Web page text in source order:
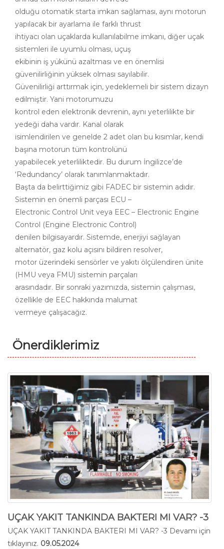
olduğu otomatik starta imkan sağlaması, aynı motorun
yapılacak bir ayarlama ile farklı thrust
ihtiyacı olan uçaklarda kullanılabilme imkanı, diğer uçak
sistemleri ile uyumlu olması, uçuş
ekibinin iş yükünü azaltması ve en önemlisi
güvenilirliğinin yüksek olması sayılabilir.
Güvenilirliği arttırmak için, yedeklemeli bir sistem dizayn
edilmiştir. Yani motorumuzu
kontrol eden elektronik devrenin, aynı yeterlilikte bir
yedeği daha vardır. Kanal olarak
isimlendirilen ve genelde 2 adet olan bu kısımlar, kendi
başına motorun tüm kontrolünü
yapabilecek yeterliliktedir. Bu durum İngilizce’de
‘Redundancy’ olarak tanımlanmaktadır.
Başta da belirttiğimiz gibi FADEC bir sistemin adıdır.
Sistemin en önemli parçası ECU –
Electronic Control Unit veya EEC – Electronic Engine
Control (Engine Electronic Control)
denilen bilgisayardır. Sistemde, enerjiyi sağlayan
alternatör, gaz kolu açısını bildiren resolver,
motor üzerindeki sensörler ve yakıtı ölçülendiren ünite
(HMU veya FMU) sistemin parçaları
arasındadır. Bir sonraki yazımızda, sistemin çalışması,
özellikle de EEC hakkında malumat
vermeye çalışacağız.
Önerdiklerimiz
UÇAK YAKIT TANKINDA BAKTERI MI VAR? -3
UÇAK YAKIT TANKINDA BAKTERI MI VAR? -3 Devamı için
tıklayınız. 09.05.2024